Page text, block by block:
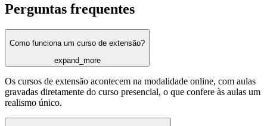
Perguntas frequentes
Como funciona um curso de extensão?
expand_more
Os cursos de extensão acontecem na modalidade online, com aulas
gravadas diretamente do curso presencial, o que confere às aulas um
realismo único.